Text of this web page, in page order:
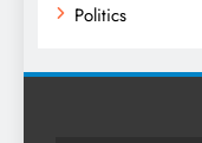
Politics